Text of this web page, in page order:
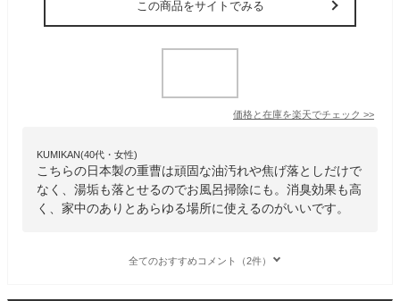
この商品をサイトでみる
価格と在庫を楽天でチェック >>
KUMIKAN(40代・女性)
こちらの日本製の重曹は頑固な油汚れや焦げ落としだけで
なく、湯垢も落とせるのでお風呂掃除にも。消臭効果も高
く、家中のありとあらゆる場所に使えるのがいいです。
全てのおすすめコメント（2件）